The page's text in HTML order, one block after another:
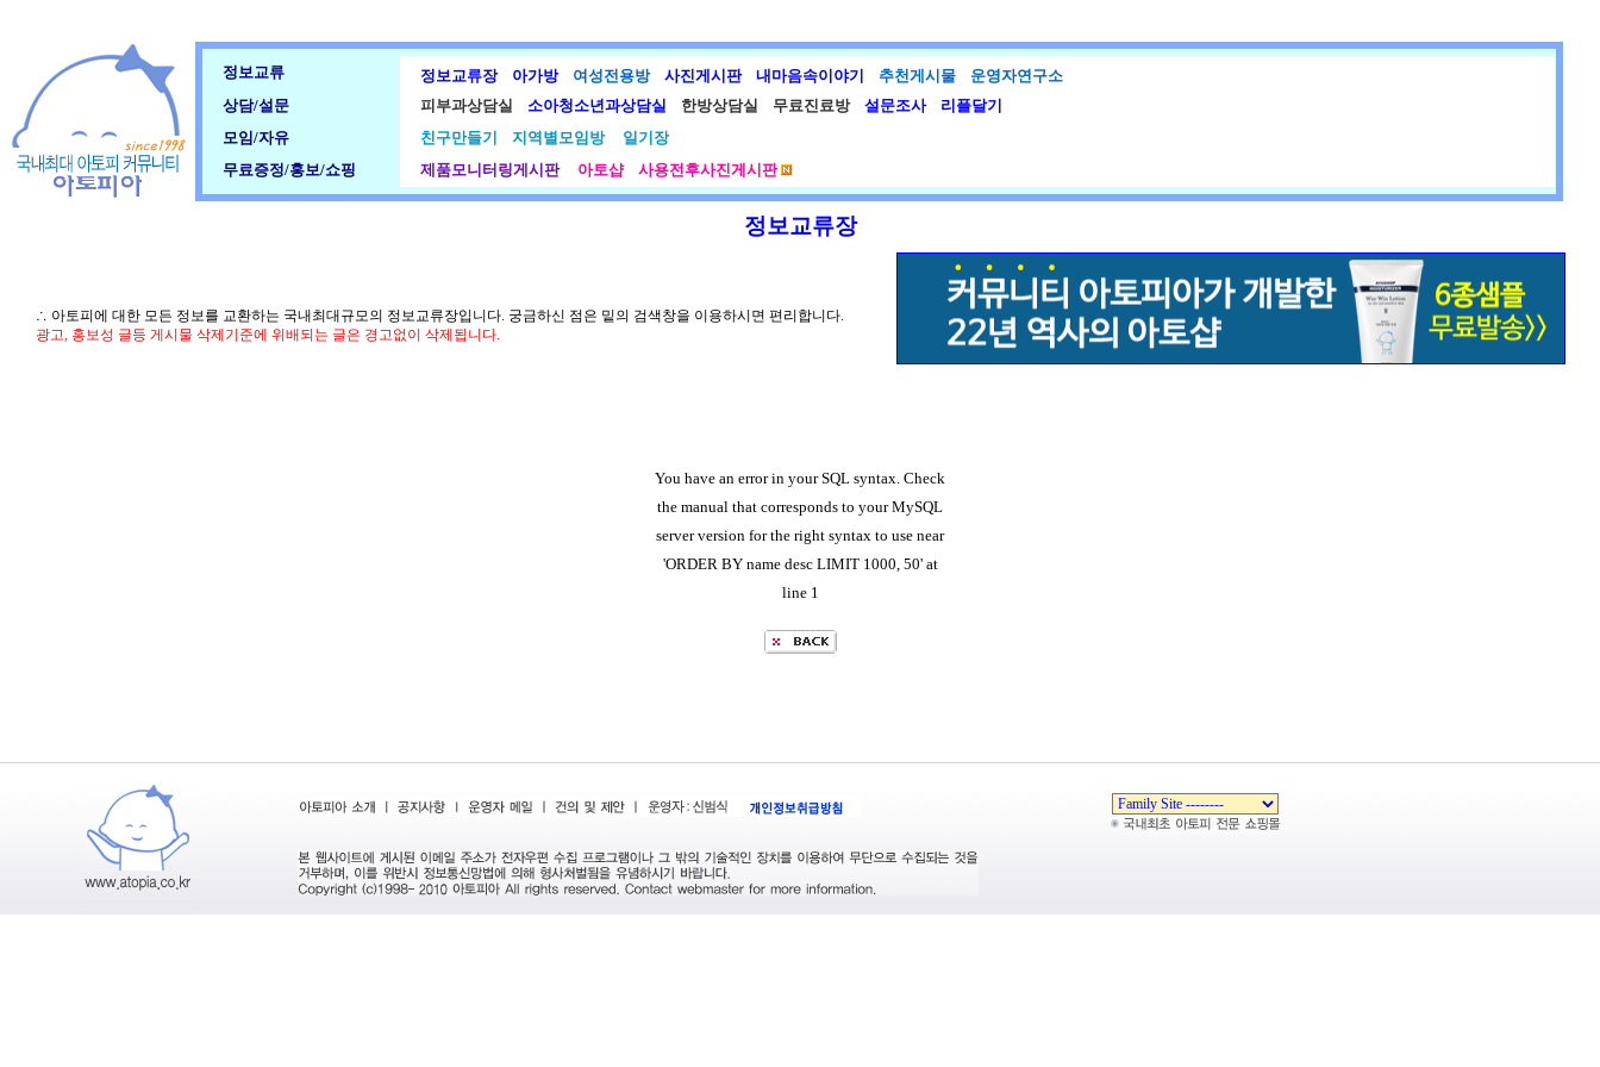
정보교류 정보교류장 아가방 여성전용방 사진게시판 내마음속이야기 추천게시물
운영자연구소
상담/설문
피부과상담실 소아청소년과상담실 한방상담실 무료진료방 설문조사
리플달기
모임/자유
친구만들기 지역별모임방
일기장
무료증정/홍보/쇼핑
제품모니터링게시판 아토샵 사용전후사진게시판
정보교류장
∴ 아토피에 대한 모든 정보를 교환하는 국내최대규모의 정보교류장입니다. 궁금하신 점은 밑의 검색창을 이용하시면 편리합니다.
광고, 홍보성 글등 게시물 삭제기준에 위배되는 글은 경고없이 삭제됩니다.
You have an error in your SQL syntax. Check
the manual that corresponds to your MySQL
server version for the right syntax to use near
'ORDER BY name desc LIMIT 1000, 50' at
line 1